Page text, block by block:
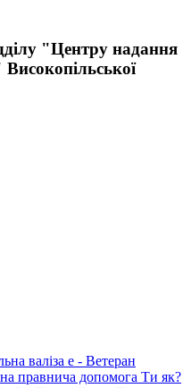
"Центру надання
валіза е - Ветеран
правнича допомога Ти як?